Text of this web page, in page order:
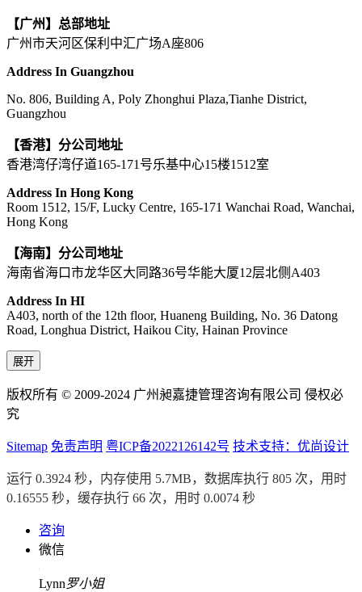
【广州】总部地址
广州市天河区保利中汇广场A座806
Address In Guangzhou
No. 806, Building A, Poly Zhonghui Plaza,Tianhe District,
Guangzhou
【香港】分公司地址
香港湾仔湾仔道165-171号乐基中心15楼1512室
Address In Hong Kong
Room 1512, 15/F, Lucky Centre, 165-171 Wanchai Road, Wanchai,
Hong Kong
【海南】分公司地址
海南省海口市龙华区大同路36号华能大厦12层北侧A403
Address In HI
A403, north of the 12th floor, Huaneng Building, No. 36 Datong
Road, Longhua District, Haikou City, Hainan Province
展开
版权所有 © 2009-2024 广州昶嘉捷管理咨询有限公司 侵权必
究
Sitemap 免责声明 粤ICP备2022126142号 技术支持：优尚设计
运行 0.3924 秒，内存使用 5.7MB，数据库执行 805 次，用时
0.16555 秒，缓存执行 66 次，用时 0.0074 秒
咨询
微信
Lynn罗小姐